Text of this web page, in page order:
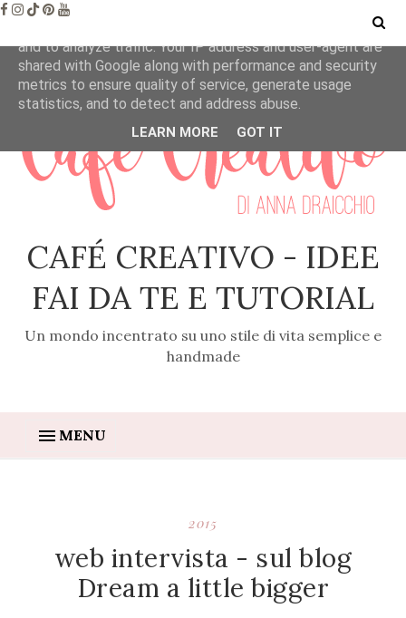
CAFÉ CREATIVO - IDEE
FAI DA TE E TUTORIAL
Un mondo incentrato su uno stile di vita semplice e
handmade
MENU
2015
web intervista - sul blog
Dream a little bigger
This site uses cookies from Google to deliver its services
and to analyze traffic. Your IP address and user-agent are
shared with Google along with performance and security
metrics to ensure quality of service, generate usage
statistics, and to detect and address abuse.
LEARN MORE GOT IT